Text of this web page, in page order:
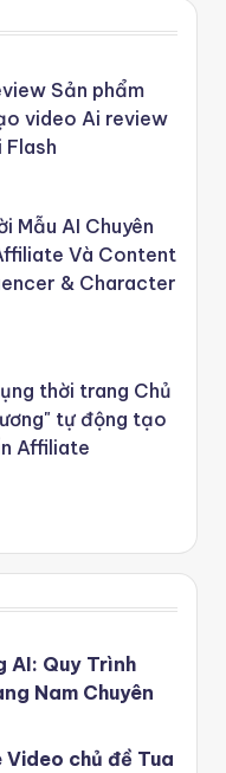
Sản phẩm
video Ai review
Flash
Mẫu AI Chuyên
Và Content
& Character
thời trang Chủ
tự động tạo
Affiliate
AI: Quy Trình
Nam Chuyên
chủ đề Tua